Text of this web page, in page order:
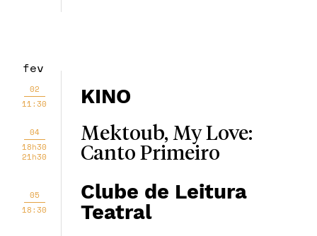
fev
02
11:30
KINO
04
18h30
21h30
Mektoub, My Love:
Canto Primeiro
05
18:30
Clube de Leitura
Teatral